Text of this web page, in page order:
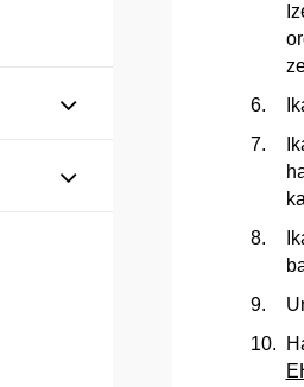
Erakutsi/izkutatu
Erakutsi/izkutatu